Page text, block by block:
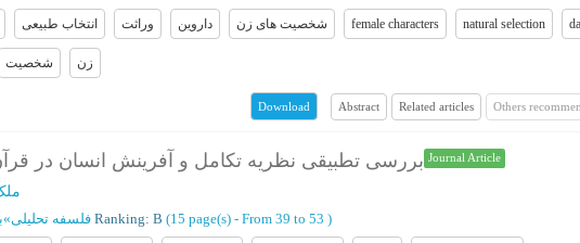
انتخاب طبیعی وراثت داروین شخصیت های زن female characters natural selection
شخصیت زن
Download Abstract Related articles Others
بررسی تطبیقی نظریه تکامل و آفرینش انسان در Journal Article
فلسفه تحلیلی» Ranking: B (‎15 page(s) - From 39 to 53 )